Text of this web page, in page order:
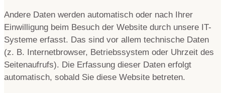
Andere Daten werden automatisch oder nach Ihrer
Einwilligung beim Besuch der Website durch unsere IT-
Systeme erfasst. Das sind vor allem technische Daten
(z. B. Internetbrowser, Betriebssystem oder Uhrzeit des
Seitenaufrufs). Die Erfassung dieser Daten erfolgt
automatisch, sobald Sie diese Website betreten.